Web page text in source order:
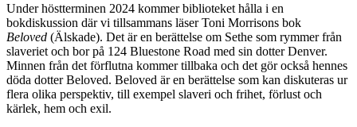
Under höstterminen 2024 kommer biblioteket hålla i en
bokdiskussion där vi tillsammans läser Toni Morrisons bok
Beloved (Älskade). Det är en berättelse om Sethe som rymmer från
slaveriet och bor på 124 Bluestone Road med sin dotter Denver.
Minnen från det förflutna kommer tillbaka och det gör också hennes
döda dotter Beloved. Beloved är en berättelse som kan diskuteras ur
flera olika perspektiv, till exempel slaveri och frihet, förlust och
kärlek, hem och exil.